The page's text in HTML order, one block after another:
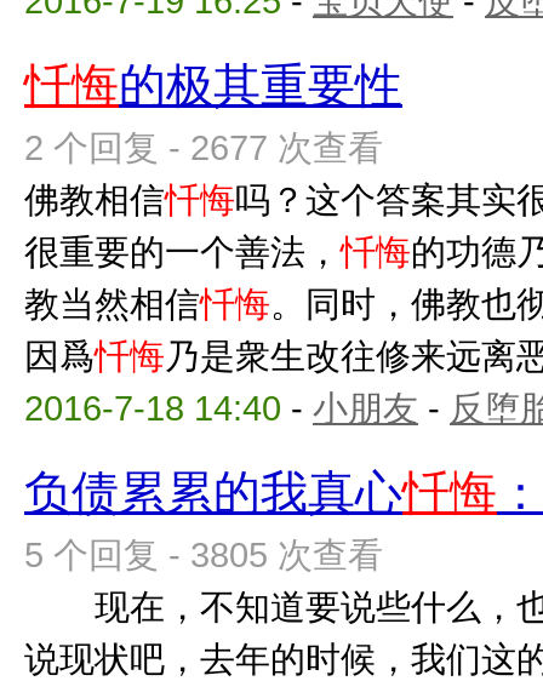
忏悔的极其重要性
2 个回复 - 2677 次查看
佛教相信忏悔吗？这个答案其实
很重要的一个善法，忏悔的功德
教当然相信忏悔。同时，佛教也
因爲忏悔乃是衆生改往修来远离
2016-7-18 14:40 - 小朋友 - 反堕
负债累累的我真心忏悔
5 个回复 - 3805 次查看
现在，不知道要说些什么
说现状吧，去年的时候，我们这